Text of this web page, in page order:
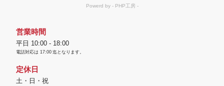
営業時間
平日 10:00 - 18:00
電話対応は 17:00 迄となります。
定休日
土・日・祝